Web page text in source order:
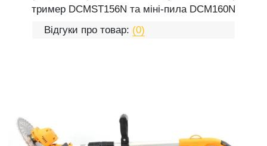
тример DCMST156N та міні-пила DCM160N
Відгуки про товар: (0)